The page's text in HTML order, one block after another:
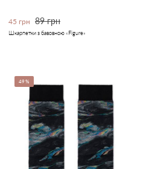
45 грн 89 грн
Шкарпетки з бавовною «Figure»
49%